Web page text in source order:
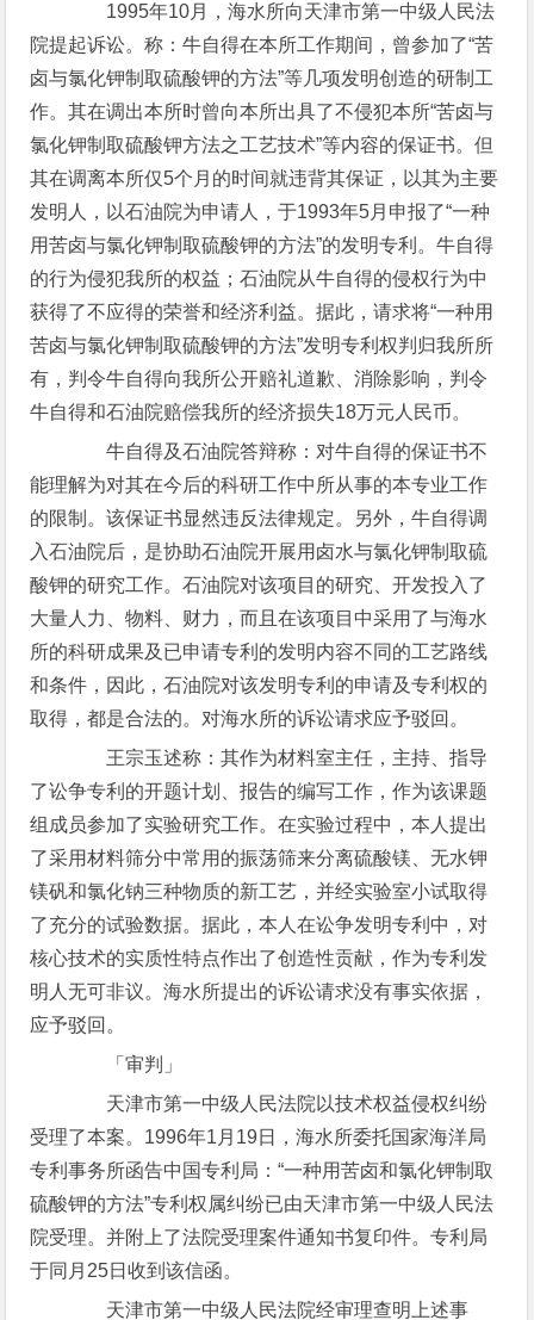
1995年10月，海水所向天津市第一中级人民法
院提起诉讼。称：牛自得在本所工作期间，曾参加了“苦
卤与氯化钾制取硫酸钾的方法”等几项发明创造的研制工
作。其在调出本所时曾向本所出具了不侵犯本所“苦卤与
氯化钾制取硫酸钾方法之工艺技术”等内容的保证书。但
其在调离本所仅5个月的时间就违背其保证，以其为主要
发明人，以石油院为申请人，于1993年5月申报了“一种
用苦卤与氯化钾制取硫酸钾的方法”的发明专利。牛自得
的行为侵犯我所的权益；石油院从牛自得的侵权行为中
获得了不应得的荣誉和经济利益。据此，请求将“一种用
苦卤与氯化钾制取硫酸钾的方法”发明专利权判归我所所
有，判令牛自得向我所公开赔礼道歉、消除影响，判令
牛自得和石油院赔偿我所的经济损失18万元人民币。
牛自得及石油院答辩称：对牛自得的保证书不
能理解为对其在今后的科研工作中所从事的本专业工作
的限制。该保证书显然违反法律规定。另外，牛自得调
入石油院后，是协助石油院开展用卤水与氯化钾制取硫
酸钾的研究工作。石油院对该项目的研究、开发投入了
大量人力、物料、财力，而且在该项目中采用了与海水
所的科研成果及已申请专利的发明内容不同的工艺路线
和条件，因此，石油院对该发明专利的申请及专利权的
取得，都是合法的。对海水所的诉讼请求应予驳回。
王宗玉述称：其作为材料室主任，主持、指导
了讼争专利的开题计划、报告的编写工作，作为该课题
组成员参加了实验研究工作。在实验过程中，本人提出
了采用材料筛分中常用的振荡筛来分离硫酸镁、无水钾
镁矾和氯化钠三种物质的新工艺，并经实验室小试取得
了充分的试验数据。据此，本人在讼争发明专利中，对
核心技术的实质性特点作出了创造性贡献，作为专利发
明人无可非议。海水所提出的诉讼请求没有事实依据，
应予驳回。
「审判」
天津市第一中级人民法院以技术权益侵权纠纷
受理了本案。1996年1月19日，海水所委托国家海洋局
专利事务所函告中国专利局：“一种用苦卤和氯化钾制取
硫酸钾的方法”专利权属纠纷已由天津市第一中级人民法
院受理。并附上了法院受理案件通知书复印件。专利局
于同月25日收到该信函。
天津市第一中级人民法院经审理查明上述事